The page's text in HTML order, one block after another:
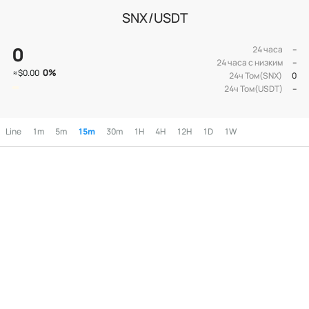
SNX/USDT
0
≈$0.00 0%
24 часа
--
24 часа с низким
--
24ч Том(SNX)
0
24ч Том(USDT)
--
Line 1m 5m 15m 30m 1H 4H 12H 1D 1W